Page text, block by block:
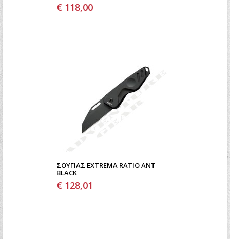
€ 118,00
ΣΟΥΓΙΆΣ EXTREMA RATIO ANT
BLACK
€ 128,01